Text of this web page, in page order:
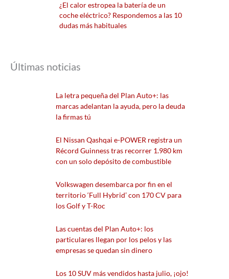
¿El calor estropea la batería de un
coche eléctrico? Respondemos a las 10
dudas más habituales
Últimas noticias
La letra pequeña del Plan Auto+: las
marcas adelantan la ayuda, pero la deuda
la firmas tú
El Nissan Qashqai e-POWER registra un
Récord Guinness tras recorrer 1.980 km
con un solo depósito de combustible
Volkswagen desembarca por fin en el
territorio ‘Full Hybrid’ con 170 CV para
los Golf y T-Roc
Las cuentas del Plan Auto+: los
particulares llegan por los pelos y las
empresas se quedan sin dinero
Los 10 SUV más vendidos hasta julio, ¡ojo!